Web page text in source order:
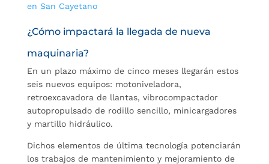
en San Cayetano
¿Cómo impactará la llegada de nueva
maquinaria?
En un plazo máximo de cinco meses llegarán estos
seis nuevos equipos: motoniveladora,
retroexcavadora de llantas, vibrocompactador
autopropulsado de rodillo sencillo, minicargadores
y martillo hidráulico.
Dichos elementos de última tecnología potenciarán
los trabajos de mantenimiento y mejoramiento de